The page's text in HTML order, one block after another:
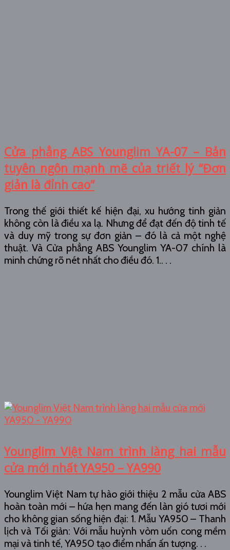
Cửa phẳng ABS Younglim YA-07 – Bản
tuyên ngôn mạnh mẽ của triết lý “Đơn
giản là đỉnh cao”
Trong thế giới thiết kế hiện đại, xu hướng tinh giản
không còn là điều xa lạ. Nhưng để đạt đến độ tinh tế
và duy mỹ trong sự đơn giản – đó là cả một nghệ
thuật. Và Cửa phẳng ABS Younglim YA-07 chính là
minh chứng rõ nét nhất cho điều đó. 1.. . .
Younglim Việt Nam trình làng hai mẫu
cửa mới nhất YA950 – YA990
Younglim Việt Nam tự hào giới thiệu 2 mẫu cửa ABS
hoàn toàn mới – hứa hẹn mang đến làn gió tươi mới
cho không gian sống hiện đại: 1. Mẫu YA950 – Thanh
lịch và Tối giản: Với mẫu huỳnh vòm uốn cong mềm
mại và tinh tế, YA950 tạo điểm nhấn ấn tượng. . .